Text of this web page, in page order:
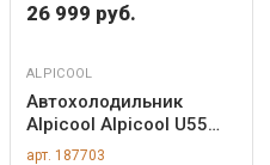
26 999 руб.
ALPICOOL
Автохолодильник
Alpicool Alpicool U55
(12/24) арт. ZN-187703
арт. 187703